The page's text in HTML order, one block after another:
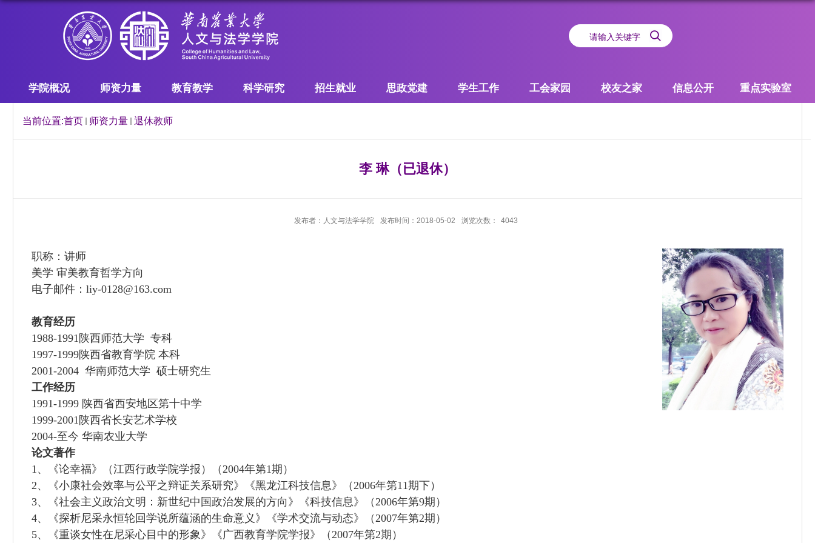
学院概况 师资力量 教育教学 科学研究 招生就业 思政党建 学生工作 工会家园 校友之家 信息公开 重点实验室
当前位置:首页 师资力量 退休教师
李 琳（已退休）
发布者：人文与法学学院 发布时间：2018-05-02 浏览次数： 4043
职称：讲师
美学 审美教育哲学方向
电子邮件： liy-0128@163.com
教育经历
1988-1991陕西师范大学 专科
1997-1999陕西省教育学院 本科
2001-2004 华南师范大学 硕士研究生
工作经历
1991-1999 陕西省西安地区第十中学
1999-2001陕西省长安艺术学校
2004-至今 华南农业大学
论文著作
1、《论幸福》（江西行政学院学报）（2004年第1期）
2、《小康社会效率与公平之辩证关系研究》《黑龙江科技信息》（2006年第11期下）
3、《社会主义政治文明：新世纪中国政治发展的方向》《科技信息》（2006年第9期）
4、《探析尼采永恒轮回学说所蕴涵的生命意义》《学术交流与动态》（2007年第2期）
5、《重谈女性在尼采心目中的形象》《广西教育学院学报》（2007年第2期）